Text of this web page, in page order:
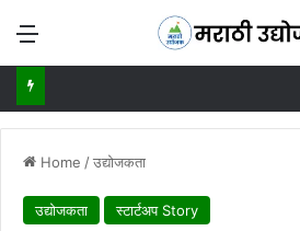
Menu
Home /उद्योजकता
उद्योजकता स्टार्टअप Story